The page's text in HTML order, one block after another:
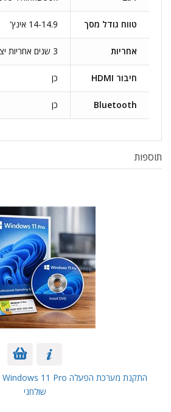
טווח גודל מסך 14-14.9 אינץ'
אחריות 3 שנים אחריות יצרן באתר הלקוח
חיבור HDMI כן
Bluetooth כן
תוספות
שולחני